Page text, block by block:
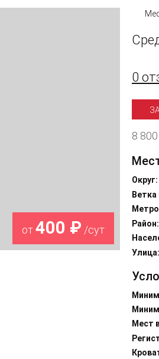
от400 ₽ /сут
0
8
Округ:
Район:
Улица:
Мест